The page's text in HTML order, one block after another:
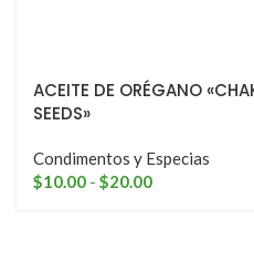
ACEITE DE ORÉGANO
SEEDS»
Condimentos y Especias
$10.00 - $20.00